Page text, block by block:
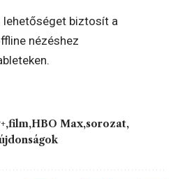
lehetőséget biztosít a
nézéshez
film HBO Max sorozat